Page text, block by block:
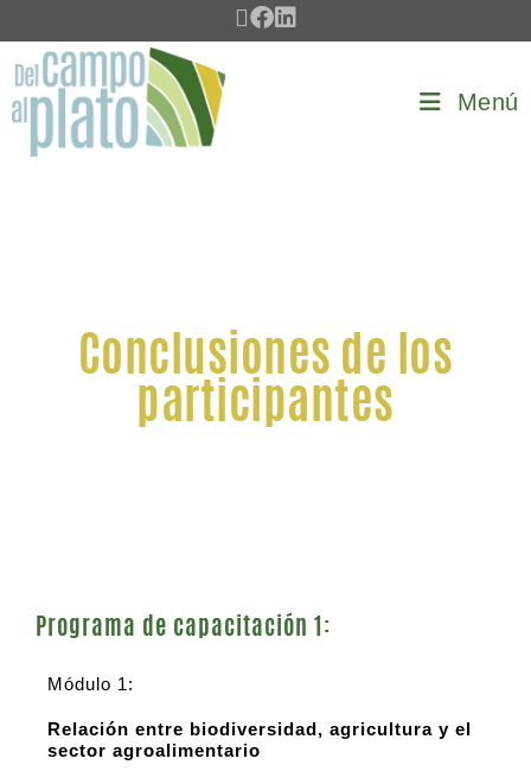
Menú
Conclusiones de los
participantes​
Programa de capacitación 1:
Módulo 1:
Relación entre biodiversidad, agricultura y el
sector agroalimentario